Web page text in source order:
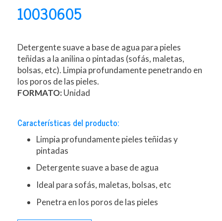
10030605
Detergente suave a base de agua para pieles
teñidas a la anilina o pintadas (sofás, maletas,
bolsas, etc). Limpia profundamente penetrando en
los poros de las pieles.
FORMATO:Unidad
Características del producto:
Limpia profundamente pieles teñidas y
pintadas
Detergente suave a base de agua
Ideal para sofás, maletas, bolsas, etc
Penetra en los poros de las pieles